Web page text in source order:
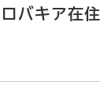
バキア在